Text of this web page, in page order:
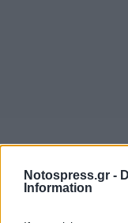
Notospress.gr -
Information
ΓΕ.Λ ΣΚΑΛΑΣ -